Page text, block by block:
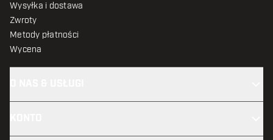
Wysyłka i dostawa
Zwroty
Metody płatności
Wycena